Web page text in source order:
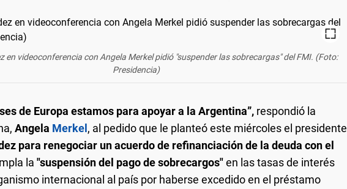
en videoconferencia con Angela Merkel pidió "suspender las sobrecargas" del FMI. (Foto:
Presidencia)
de Europa estamos para apoyar a la Argentina”, respondió la
Angela Merkel , al pedido que le planteó este miércoles el presidente
para renegociar un acuerdo de refinanciación de la deuda con el
la "suspensión del pago de sobrecargos"en las tasas de interés
internacional al país por haberse excedido en el préstamo